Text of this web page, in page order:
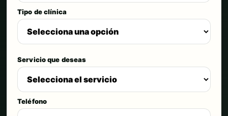
Tipo de clínica
Servicio que deseas
Teléfono